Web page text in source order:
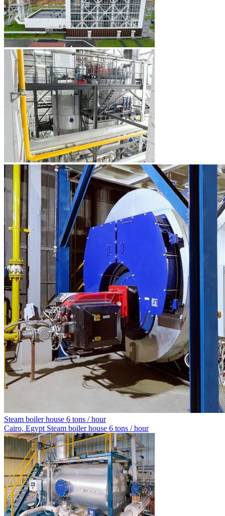
Steam boiler house 6 tons / hour
Cairo, Egypt Steam boiler house 6 tons / hour